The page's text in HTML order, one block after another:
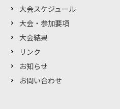
大会スケジュール
大会・参加要項
大会結果
リンク
お知らせ
お問い合わせ